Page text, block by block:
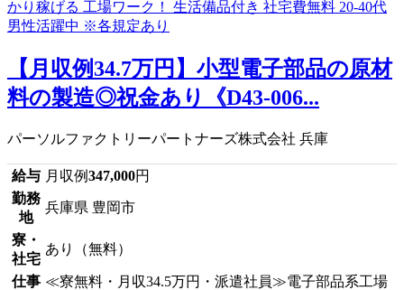
【月収例34.7万円】小型電子部品の原材
料の製造◎祝金あり《D43-006...
パーソルファクトリーパートナーズ株式会社 兵庫
給与 月収例347,000円
勤務
地
兵庫県 豊岡市
寮・
社宅
あり（無料）
仕事 ≪寮無料・月収34.5万円・派遣社員≫電子部品系工場